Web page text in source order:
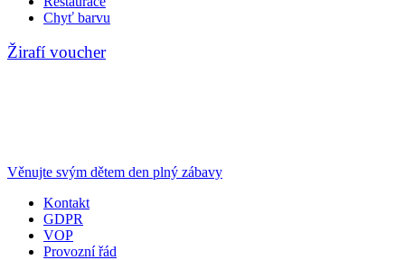
Chyť barvu
Žirafí voucher
Věnujte svým dětem den plný zábavy
Kontakt
GDPR
VOP
Provozní řád